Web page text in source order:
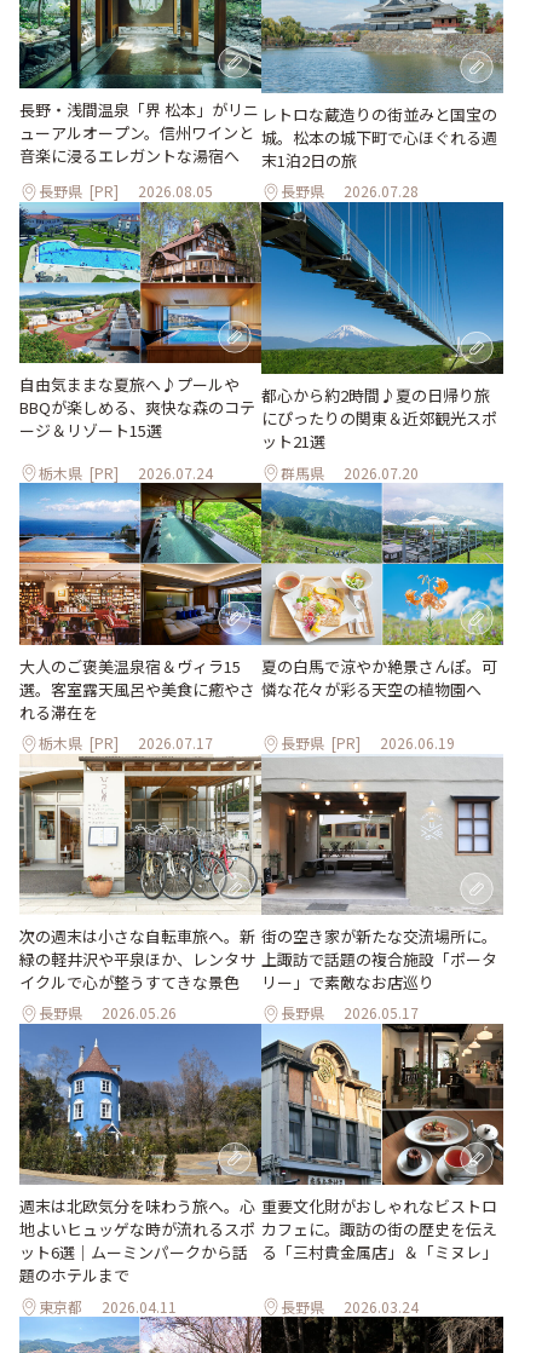
長野・浅間温泉「界 松本」がリニ
ューアルオープン。信州ワインと
音楽に浸るエレガントな湯宿へ
長野県 [PR] 2026.08.05
レトロな蔵造りの街並みと国宝の
城。松本の城下町で心ほぐれる週
末1泊2日の旅
長野県 2026.07.28
自由気ままな夏旅へ♪プールや
BBQが楽しめる、爽快な森のコテ
ージ＆リゾート15選
栃木県 [PR] 2026.07.24
都心から約2時間♪夏の日帰り旅
にぴったりの関東＆近郊観光スポ
ット21選
群馬県 2026.07.20
大人のご褒美温泉宿＆ヴィラ15
選。客室露天風呂や美食に癒やさ
れる滞在を
栃木県 [PR] 2026.07.17
夏の白馬で涼やか絶景さんぽ。可
憐な花々が彩る天空の植物園へ
長野県 [PR] 2026.06.19
次の週末は小さな自転車旅へ。新
緑の軽井沢や平泉ほか、レンタサ
イクルで心が整うすてきな景色
長野県 2026.05.26
街の空き家が新たな交流場所に。
上諏訪で話題の複合施設「ポータ
リー」で素敵なお店巡り
長野県 2026.05.17
週末は北欧気分を味わう旅へ。心
地よいヒュッゲな時が流れるスポ
ット6選｜ムーミンパークから話
題のホテルまで
東京都 2026.04.11
重要文化財がおしゃれなビストロ
カフェに。諏訪の街の歴史を伝え
る「三村貴金属店」＆「ミヌレ」
長野県 2026.03.24